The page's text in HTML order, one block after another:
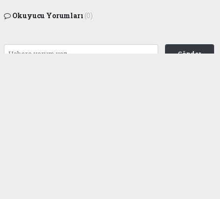
Okuyucu Yorumları (0)
Gönder